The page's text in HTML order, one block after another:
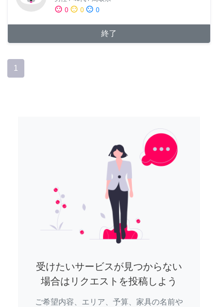
sentiment_satisfied 0 sentiment_neutral 0 sentiment_dissatisfied 0
終了
1
受けたいサービスが見つからない
場合はリクエストを投稿しよう
ご希望内容、エリア、予算、家具の名前や